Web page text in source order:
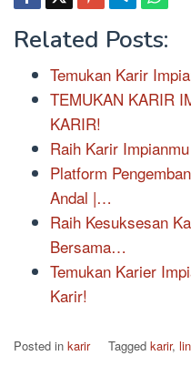
Related Posts:
Temukan Karir
TEMUKAN KARIR
KARIR!
Raih Karir
Platform
Andal |…
Raih Kesuksesan
Bersama…
Temukan Karier
Karir!
Posted in karir Tagged karir,